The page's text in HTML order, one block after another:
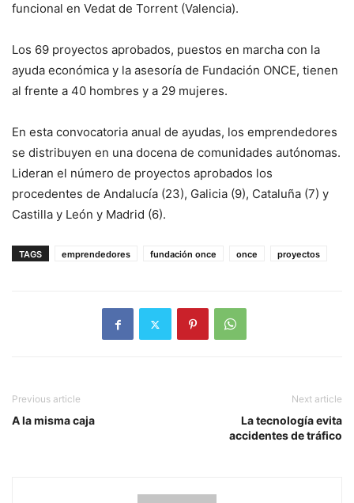
funcional en Vedat de Torrent (Valencia).
Los 69 proyectos aprobados, puestos en marcha con la
ayuda económica y la asesoría de Fundación ONCE, tienen
al frente a 40 hombres y a 29 mujeres.
En esta convocatoria anual de ayudas, los emprendedores
se distribuyen en una docena de comunidades autónomas.
Lideran el número de proyectos aprobados los
procedentes de Andalucía (23), Galicia (9), Cataluña (7) y
Castilla y León y Madrid (6).
TAGS emprendedores fundación once once proyectos
Previous article
A la misma caja
Next article
La tecnología evita
accidentes de tráfico